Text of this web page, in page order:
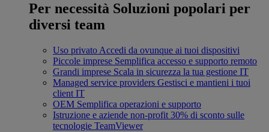
Per necessità Soluzioni popolari per
diversi team
Uso privato Accedi da ovunque ai tuoi dispositivi
Piccole imprese Semplifica accesso e supporto remoto
Grandi imprese Scala in sicurezza la tua gestione IT
Managed service providers Gestisci e mantieni i tuoi
client IT
OEM Semplifica operazioni e supporto
Istruzione e aziende non-profit 30% di sconto sulle
tecnologie TeamViewer